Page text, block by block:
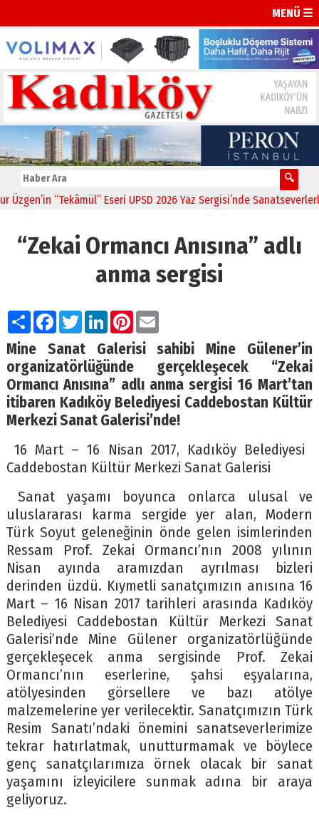
MENÜ ☰
“Tekâmül” Eseri UPSD 2026 Yaz Sergisi’nde Sanatseverlerle
“Zekai Ormancı Anısına” adlı
anma sergisi
PaylaşFacebook
TwitterLinkedIn
Pinterest
Email
Mine Sanat Galerisi sahibi Mine Gülener’in
organizatörlüğünde gerçekleşecek “Zekai
Ormancı Anısına” adlı anma sergisi 16 Mart’tan
itibaren Kadıköy Belediyesi Caddebostan Kültür
Merkezi Sanat Galerisi’nde!
16 Mart – 16 Nisan 2017, Kadıköy Belediyesi
Caddebostan Kültür Merkezi Sanat Galerisi
Sanat yaşamı boyunca onlarca ulusal ve
uluslararası karma sergide yer alan, Modern
Türk Soyut geleneğinin önde gelen isimlerinden
Ressam Prof. Zekai Ormancı’nın 2008 yılının
Nisan ayında aramızdan ayrılması bizleri
derinden üzdü. Kıymetli sanatçımızın anısına 16
Mart – 16 Nisan 2017 tarihleri arasında Kadıköy
Belediyesi Caddebostan Kültür Merkezi Sanat
Galerisi’nde Mine Gülener organizatörlüğünde
gerçekleşecek anma sergisinde Prof. Zekai
Ormancı’nın eserlerine, şahsi eşyalarına,
atölyesinden görsellere ve bazı atölye
malzemelerine yer verilecektir. Sanatçımızın Türk
Resim Sanatı’ndaki önemini sanatseverlerimize
tekrar hatırlatmak, unutturmamak ve böylece
genç sanatçılarımıza örnek olacak bir sanat
yaşamını izleyicilere sunmak adına bir araya
geliyoruz.